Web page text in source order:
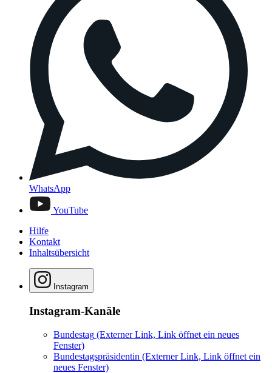
WhatsApp
YouTube
Hilfe
Kontakt
Inhaltsübersicht
Instagram
Instagram-Kanäle
Bundestag (Externer Link, Link öffnet ein neues
Fenster)
Bundestagspräsidentin (Externer Link, Link öffnet ein
neues Fenster)